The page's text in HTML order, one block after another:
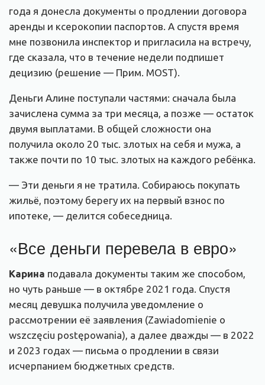
года я донесла документы о продлении договора
аренды и ксерокопии паспортов. А спустя время
мне позвонила инспектор и пригласила на встречу,
где сказала, что в течение недели подпишет
децизию (решение — Прим. MOST).
Деньги Алине поступали частями: сначала была
зачислена сумма за три месяца, а позже — остаток
двумя выплатами. В общей сложности она
получила около 20 тыс. злотых на себя и мужа, а
также почти по 10 тыс. злотых на каждого ребёнка.
— Эти деньги я не тратила. Собираюсь покупать
жильё, поэтому берегу их на первый взнос по
ипотеке, — делится собеседница.
«Все деньги перевела в евро»
Карина подавала документы таким же способом,
но чуть раньше — в октябре 2021 года. Спустя
месяц девушка получила уведомление о
рассмотрении её заявления (Zawiadomienie o
wszczęciu postępowania), а далее дважды — в 2022
и 2023 годах — письма о продлении в связи
исчерпанием бюджетных средств.